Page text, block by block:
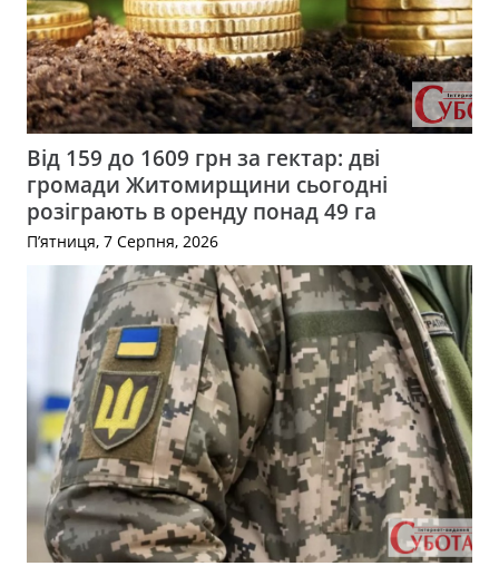
Від 159 до 1609 грн за гектар: дві
громади Житомирщини сьогодні
розіграють в оренду понад 49 га
П’ятниця, 7 Серпня, 2026